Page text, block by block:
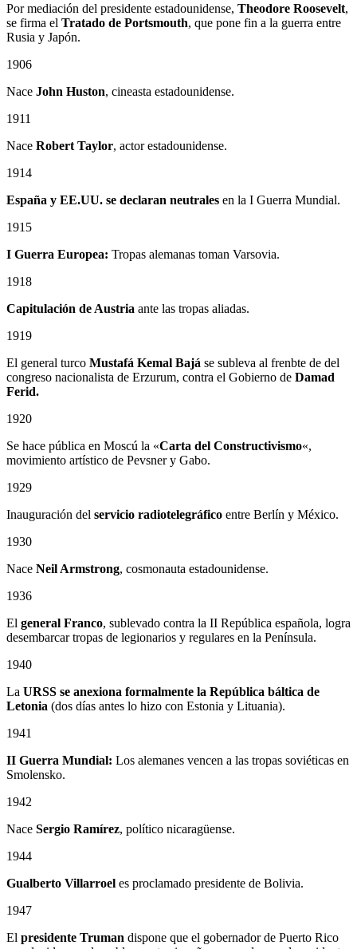
Por mediación del presidente estadounidense, Theodore Roosevelt,
se firma el Tratado de Portsmouth, que pone fin a la guerra entre
Rusia y Japón.
1906
Nace John Huston, cineasta estadounidense.
1911
Nace Robert Taylor, actor estadounidense.
1914
España y EE.UU. se declaran neutrales en la I Guerra Mundial.
1915
I Guerra Europea: Tropas alemanas toman Varsovia.
1918
Capitulación de Austria ante las tropas aliadas.
1919
El general turco Mustafá Kemal Bajá se subleva al frenbte de del
congreso nacionalista de Erzurum, contra el Gobierno de Damad
Ferid.
1920
Se hace pública en Moscú la «Carta del Constructivismo«,
movimiento artístico de Pevsner y Gabo.
1929
Inauguración del servicio radiotelegráfico entre Berlín y México.
1930
Nace Neil Armstrong, cosmonauta estadounidense.
1936
El general Franco, sublevado contra la II República española, logra
desembarcar tropas de legionarios y regulares en la Península.
1940
La URSS se anexiona formalmente la República báltica de
Letonia (dos días antes lo hizo con Estonia y Lituania).
1941
II Guerra Mundial: Los alemanes vencen a las tropas soviéticas en
Smolensko.
1942
Nace Sergio Ramírez, político nicaragüense.
1944
Gualberto Villarroel es proclamado presidente de Bolivia.
1947
El presidente Truman dispone que el gobernador de Puerto Rico